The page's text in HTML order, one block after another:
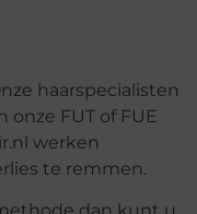
haarspecialisten
FUT of FUE
werken
te remmen.